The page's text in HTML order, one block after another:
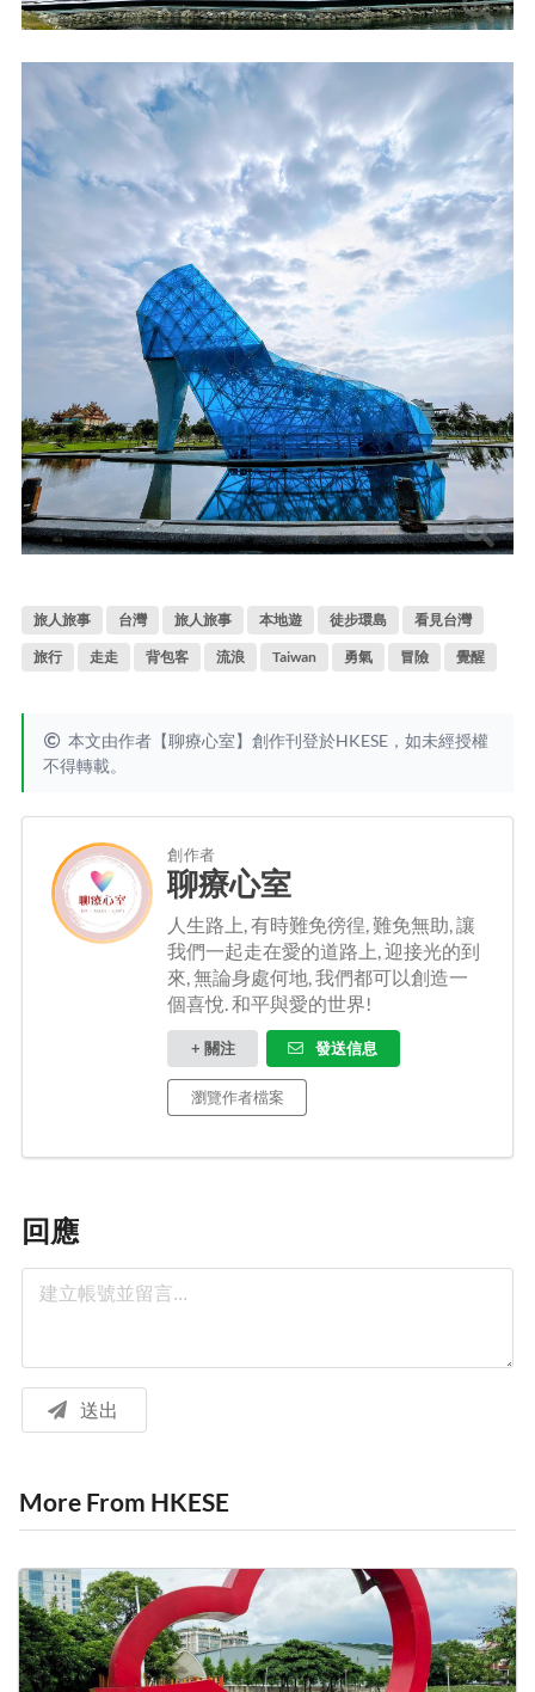
旅人旅事 台灣 旅人旅事 本地遊 徒步環島 看見台灣
旅行 走走 背包客 流浪 Taiwan 勇氣 冒險 覺醒
本文由作者【聊療心室】創作刊登於HKESE，如未經授權
不得轉載。
創作者
聊療心室
人生路上, 有時難免徬徨, 難免無助, 讓
我們一起走在愛的道路上, 迎接光的到
來, 無論身處何地, 我們都可以創造一
個喜悅. 和平與愛的世界!
+ 關注 發送信息
瀏覽作者檔案
回應
送出
More From HKESE